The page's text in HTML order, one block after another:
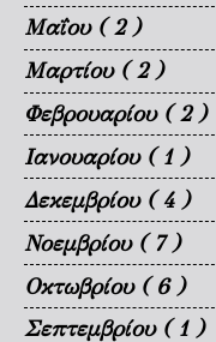
Μαΐου ( 2 )
Μαρτίου ( 2 )
Φεβρουαρίου ( 2 )
Ιανουαρίου ( 1 )
Δεκεμβρίου ( 4 )
Νοεμβρίου ( 7 )
Οκτωβρίου ( 6 )
Σεπτεμβρίου ( 1 )